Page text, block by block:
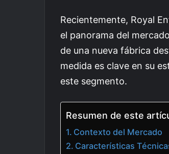
Recientemente, Royal
el panorama del
de una nueva fábrica
medida es clave en su
este segmento.
Resumen de este
Contexto del Mercado
Características